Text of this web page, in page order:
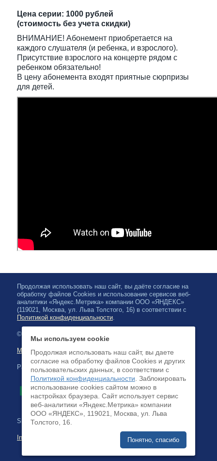
Цена серии: 1000 рублей
(стоимость без учета скидки)
ВНИМАНИЕ! Абонемент приобретается на
каждого слушателя (и ребенка, и взрослого).
Присутствие взрослого на концерте рядом с
ребенком обязательно!
В цену абонемента входят приятные сюрпризы
для детей.
Продолжая использовать наш сайт, вы даёте согласие на
обработку файлов Cookies и использование сервисов веб-
аналитики «Яндекс.Метрика» компании ООО «ЯНДЕКС»
(119021, Москва, ул. Льва Толстого, 16) в соответствии с
Политикой конфиденциальности.
© 2026, Karelian State Philharmonic
Map of site
Payment by credit cards available
Site development:
Internet business systems
Мы используем cookie
Продолжая использовать наш сайт, вы даете
согласие на обработку файлов Cookies и других
пользовательских данных, в соответствии с
Политикой конфиденциальности . Заблокировать
использование cookies сайтом можно в
настройках браузера. Cайт использует сервис
веб-аналитики «Яндекс.Метрика» компании
ООО «ЯНДЕКС», 119021, Москва, ул. Льва
Толстого, 16.
Понятно, спасибо